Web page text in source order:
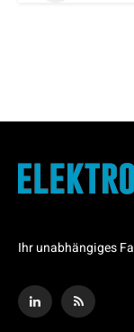
Ihr unabhängiges